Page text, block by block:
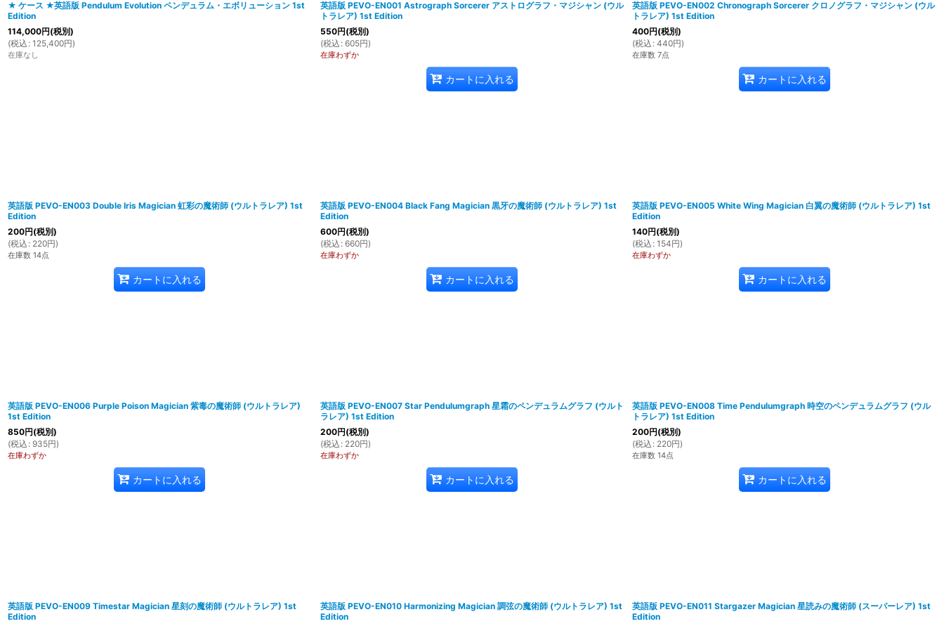
★ ケース ★英語版 Pendulum Evolution ペンデュラム・エボリューション 1st
Edition
114,000円(税別)
(税込 : 125,400円)
在庫なし
英語版 PEVO-EN001 Astrograph Sorcerer アストログラフ・マジシャン (ウル
トラレア) 1st Edition
550円(税別)
(税込 : 605円)
在庫わずか
カートに入れる
英語版 PEVO-EN002 Chronograph Sorcerer クロノグラフ・マジシャン (ウル
トラレア) 1st Edition
400円(税別)
(税込 : 440円)
在庫数 7点
カートに入れる
英語版 PEVO-EN003 Double Iris Magician 虹彩の魔術師 (ウルトラレア) 1st
Edition
200円(税別)
(税込 : 220円)
在庫数 14点
カートに入れる
英語版 PEVO-EN004 Black Fang Magician 黒牙の魔術師 (ウルトラレア) 1st
Edition
600円(税別)
(税込 : 660円)
在庫わずか
カートに入れる
英語版 PEVO-EN005 White Wing Magician 白翼の魔術師 (ウルトラレア) 1st
Edition
140円(税別)
(税込 : 154円)
在庫わずか
カートに入れる
英語版 PEVO-EN006 Purple Poison Magician 紫毒の魔術師 (ウルトラレア)
1st Edition
850円(税別)
(税込 : 935円)
在庫わずか
カートに入れる
英語版 PEVO-EN007 Star Pendulumgraph 星霜のペンデュラムグラフ (ウルト
ラレア) 1st Edition
200円(税別)
(税込 : 220円)
在庫わずか
カートに入れる
英語版 PEVO-EN008 Time Pendulumgraph 時空のペンデュラムグラフ (ウル
トラレア) 1st Edition
200円(税別)
(税込 : 220円)
在庫数 14点
カートに入れる
英語版 PEVO-EN009 Timestar Magician 星刻の魔術師 (ウルトラレア) 1st
Edition
英語版 PEVO-EN010 Harmonizing Magician 調弦の魔術師 (ウルトラレア) 1st
Edition
英語版 PEVO-EN011 Stargazer Magician 星読みの魔術師 (スーパーレア) 1st
Edition